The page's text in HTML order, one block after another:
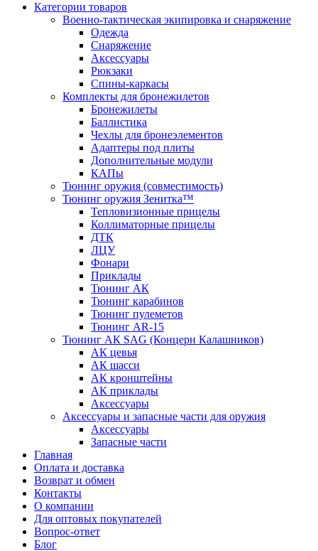
Категории товаров
Военно-тактическая экипировка и снаряжение
Одежда
Снаряжение
Аксессуары
Рюкзаки
Спины-каркасы
Комплекты для бронежилетов
Бронежилеты
Баллистика
Чехлы для бронеэлементов
Адаптеры под плиты
Дополнительные модули
КАПы
Тюнинг оружия (совместимость)
Тюнинг оружия Зенитка™
Тепловизионные прицелы
Коллиматорные прицелы
ДТК
ЛЦУ
Фонари
Приклады
Тюнинг АК
Тюнинг карабинов
Тюнинг пулеметов
Тюнинг AR-15
Тюнинг АК SAG (Концерн Калашников)
АК цевья
АК шасси
АК кронштейны
АК приклады
Аксессуары
Аксессуары и запасные части для оружия
Аксессуары
Запасные части
Главная
Оплата и доставка
Возврат и обмен
Контакты
О компании
Для оптовых покупателей
Вопрос-ответ
Блог